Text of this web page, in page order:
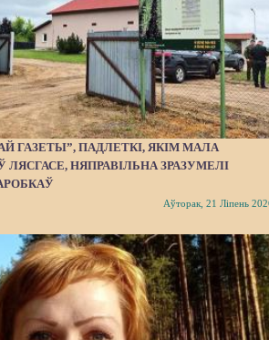
ГАЗЕТЫ”, ПАДЛЕТКІ, ЯКІМ МАЛА
ЛЯСГАСЕ, НЯПРАВІЛЬНА ЗРАЗУМЕЛІ
Аўторак, 21 Ліпень